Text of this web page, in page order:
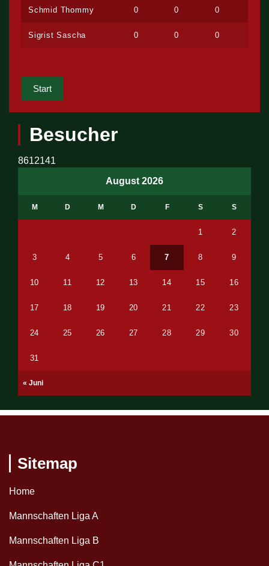
Schmid Thommy 0 0 0
Sigrist Sascha 0 0 0
Start
Besucher
8612141
August 2026
M D M D F S S
« Juni
1 2
3 4 5 6 7 8 9
10 11 12 13 14 15 16
17 18 19 20 21 22 23
24 25 26 27 28 29 30
31
Sitemap
Home
Mannschaften Liga A
Mannschaften Liga B